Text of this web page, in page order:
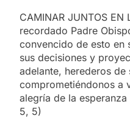
CAMINAR JUNTOS EN
recordado Padre
convencido de esto en
sus decisiones y
adelante, herederos de
comprometiéndonos a
alegría de la
5, 5)